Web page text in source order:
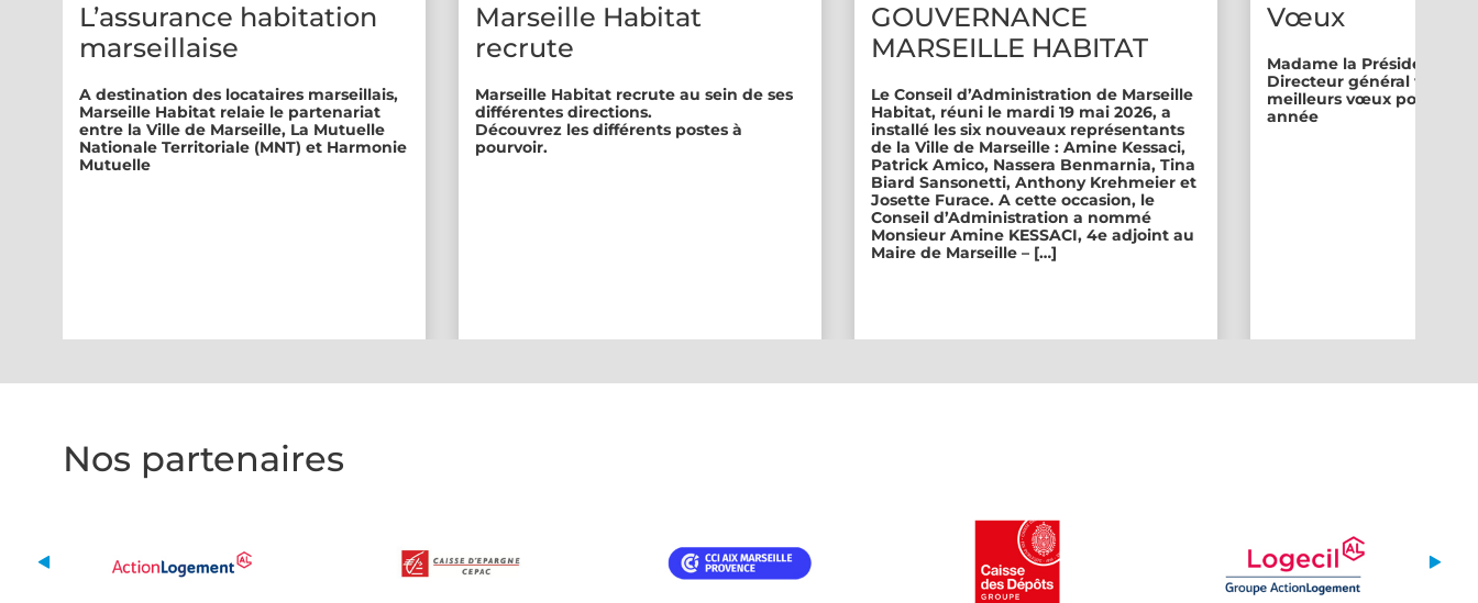
L’assurance habitation
marseillaise
A destination des locataires marseillais,
Marseille Habitat relaie le partenariat
entre la Ville de Marseille, La Mutuelle
Nationale Territoriale (MNT) et Harmonie
Mutuelle
Marseille Habitat
recrute
Marseille Habitat recrute au sein de ses
différentes directions.
Découvrez les différents postes à
pourvoir.
GOUVERNANCE
MARSEILLE HABITAT
Le Conseil d’Administration de Marseille
Habitat, réuni le mardi 19 mai 2026, a
installé les six nouveaux représentants
de la Ville de Marseille : Amine Kessaci,
Patrick Amico, Nassera Benmarnia, Tina
Biard Sansonetti, Anthony Krehmeier et
Josette Furace. A cette occasion, le
Conseil d’Administration a nommé
Monsieur Amine KESSACI, 4e adjoint au
Maire de Marseille – […]
Vœux
Madame la Présidente et
Directeur général vous
meilleurs vœux pour
année
Nos partenaires